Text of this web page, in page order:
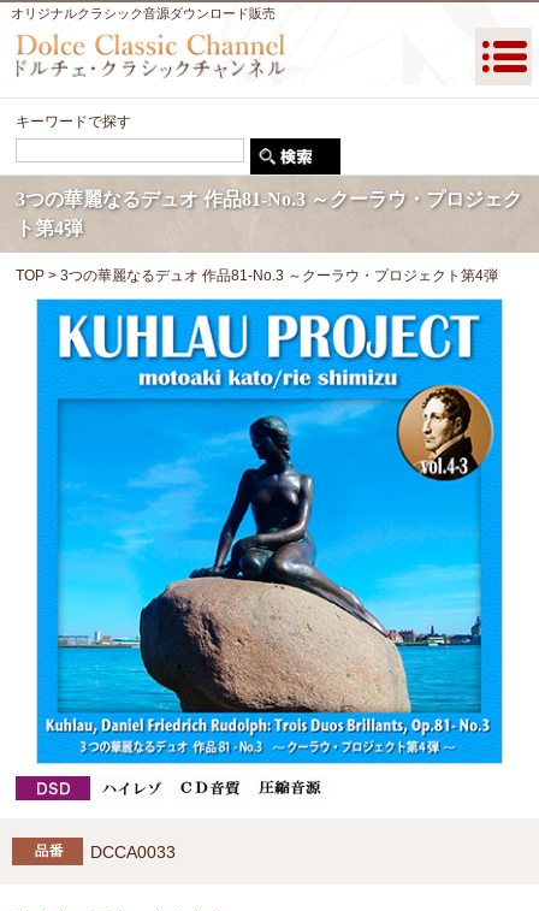
オリジナルクラシック音源ダウンロード販売
キーワードで探す
3つの華麗なるデュオ 作品81-No.3 ～クーラウ・プロジェク
ト第4弾
TOP > 3つの華麗なるデュオ 作品81-No.3 ～クーラウ・プロジェクト第4弾
DCCA0033